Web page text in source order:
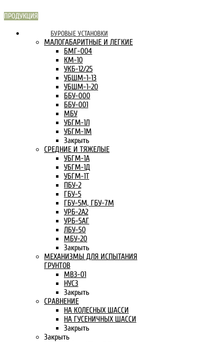
ПРОДУКЦИЯ
БУРОВЫЕ УСТАНОВКИ
МАЛОГАБАРИТНЫЕ И ЛЕГКИЕ
БМГ-004
КМ-10
УКБ-12/25
УБШМ-1-13
УБШМ-1-20
ББУ-000
ББУ-001
МБУ
УБГМ-1Л
УБГМ-1М
Закрыть
СРЕДНИЕ И ТЯЖЕЛЫЕ
УБГМ-1А
УБГМ-1Д
УБГМ-1Т
ПБУ-2
ГБУ-5
ГБУ-5М, ГБУ-7М
УРБ-2А2
УРБ-5АГ
ЛБУ-50
МБУ-20
Закрыть
МЕХАНИЗМЫ ДЛЯ ИСПЫТАНИЯ
ГРУНТОВ
МВЗ-01
НУСЗ
Закрыть
СРАВНЕНИЕ
НА КОЛЕСНЫХ ШАССИ
НА ГУСЕНИЧНЫХ ШАССИ
Закрыть
Закрыть